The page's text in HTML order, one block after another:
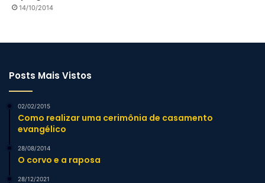
14/10/2014
Posts Mais Vistos
02/02/2015
Como realizar uma cerimônia de casamento
evangélico
28/08/2014
O corvo e a raposa
28/12/2021